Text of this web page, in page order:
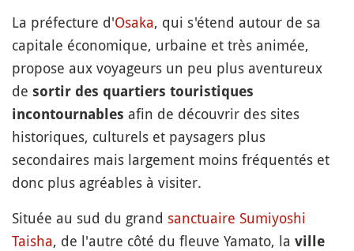
La préfecture d'Osaka, qui s'étend autour de sa
capitale économique, urbaine et très animée,
propose aux voyageurs un peu plus aventureux
de sortir des quartiers touristiques
incontournables afin de découvrir des sites
historiques, culturels et paysagers plus
secondaires mais largement moins fréquentés et
donc plus agréables à visiter.
Située au sud du grand sanctuaire Sumiyoshi
Taisha, de l'autre côté du fleuve Yamato, la ville